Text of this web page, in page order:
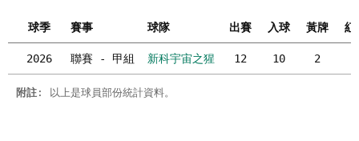
球季 賽事 球隊 出賽 入球 黃牌 紅
2026 聯賽 - 甲組 新科宇宙之猩 12 10 2
附註 : 以上是球員部份統計資料。